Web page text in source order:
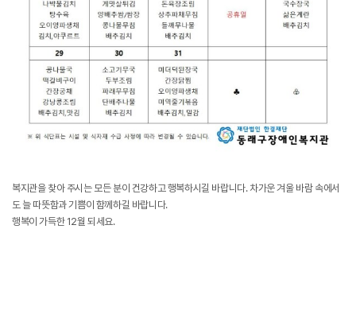
복지관을 찾아 주시는 모든 분이 건강하고 행복하시길 바랍니다. 차가운 겨울 바람 속에서
도 늘 따뜻함과 기쁨이 함께하길 바랍니다.
행복이 가득한 12월 되세요.